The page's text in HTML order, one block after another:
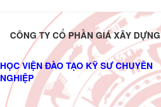
CÔNG TY CỔ PHẦN GIÁ XÂY DỰNG
HỌC VIỆN ĐÀO TẠO KỸ SƯ CHUYÊN
NGHIỆP